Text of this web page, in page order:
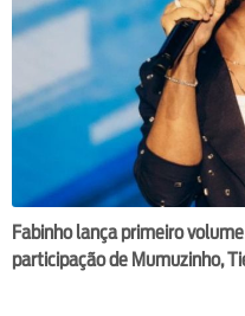
Fabinho lança primeiro
participação de Mumuzinho,